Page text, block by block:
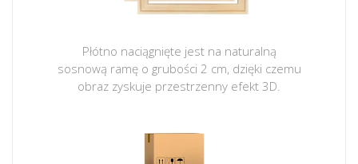
Płótno naciągnięte jest na naturalną
sosnową ramę o grubości 2 cm, dzięki czemu
obraz zyskuje przestrzenny efekt 3D.